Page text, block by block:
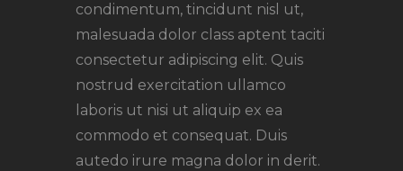
condimentum, tincidunt nisl ut,
malesuada dolor class aptent taciti
consectetur adipiscing elit. Quis
nostrud exercitation ullamco
laboris ut nisi ut aliquip ex ea
commodo et consequat. Duis
autedo irure magna dolor in derit.